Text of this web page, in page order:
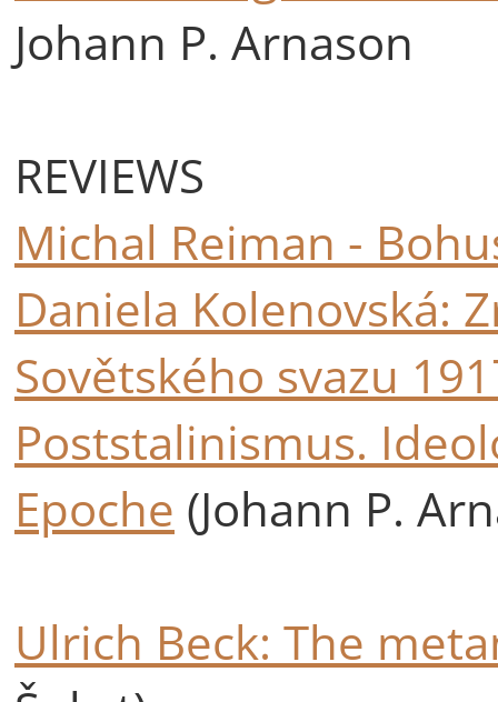
Johann P. Arnason
REVIEWS
Michal Reiman -
Daniela Kolenovská:
Sovětského svazu
Poststalinismus.
Epoche (Johann P.
Ulrich Beck: The